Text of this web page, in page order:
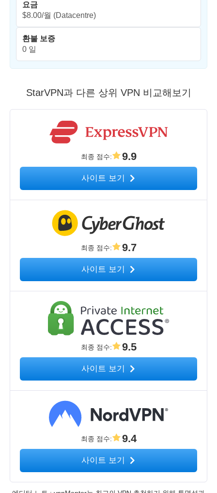
요금
$8.00/월 (Datacentre)
환불 보증
0 일
StarVPN과 다른 상위 VPN 비교해보기
최종 점수: 9.9
사이트 보기
최종 점수: 9.7
사이트 보기
최종 점수: 9.5
사이트 보기
최종 점수: 9.4
사이트 보기